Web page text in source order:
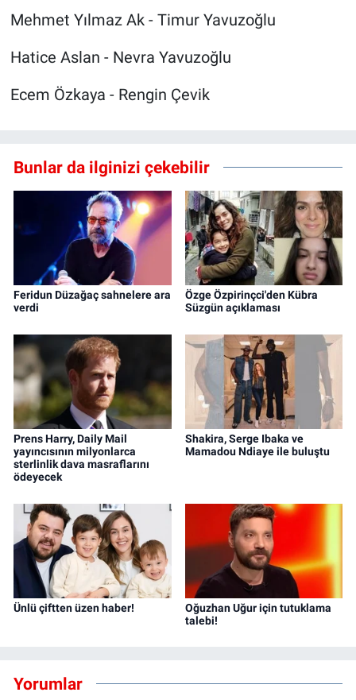
Mehmet Yılmaz Ak - Timur Yavuzoğlu
Hatice Aslan - Nevra Yavuzoğlu
Ecem Özkaya - Rengin Çevik
Bunlar da ilginizi çekebilir
Feridun Düzağaç sahnelere ara
verdi
Özge Özpirinçci'den Kübra
Süzgün açıklaması
Prens Harry, Daily Mail
yayıncısının milyonlarca
sterlinlik dava masraflarını
ödeyecek
Shakira, Serge Ibaka ve
Mamadou Ndiaye ile buluştu
Ünlü çiftten üzen haber!
Oğuzhan Uğur için tutuklama
talebi!
Yorumlar